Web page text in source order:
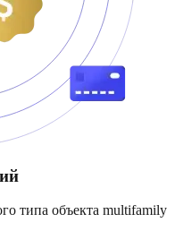
типа объекта multifamily